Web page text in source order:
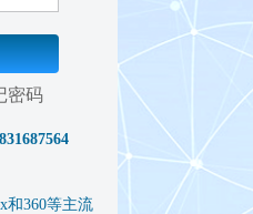
密码
831687564
和360等主流